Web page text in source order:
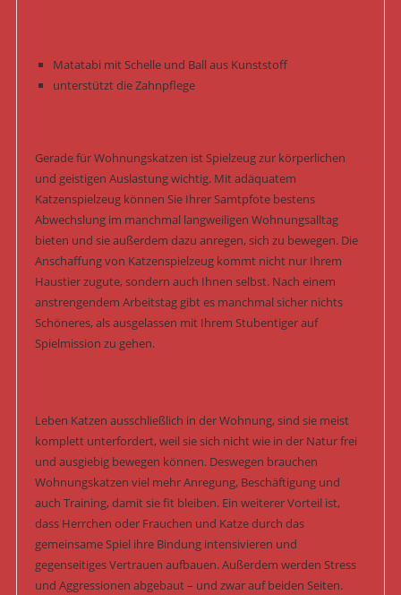
Matatabi mit Schelle und Ball aus Kunststoff
unterstützt die Zahnpflege
Gerade für Wohnungskatzen ist Spielzeug zur körperlichen
und geistigen Auslastung wichtig. Mit adäquatem
Katzenspielzeug können Sie Ihrer Samtpfote bestens
Abwechslung im manchmal langweiligen Wohnungsalltag
bieten und sie außerdem dazu anregen, sich zu bewegen. Die
Anschaffung von Katzenspielzeug kommt nicht nur Ihrem
Haustier zugute, sondern auch Ihnen selbst. Nach einem
anstrengendem Arbeitstag gibt es manchmal sicher nichts
Schöneres, als ausgelassen mit Ihrem Stubentiger auf
Spielmission zu gehen.
Leben Katzen ausschließlich in der Wohnung, sind sie meist
komplett unterfordert, weil sie sich nicht wie in der Natur frei
und ausgiebig bewegen können. Deswegen brauchen
Wohnungskatzen viel mehr Anregung, Beschäftigung und
auch Training, damit sie fit bleiben. Ein weiterer Vorteil ist,
dass Herrchen oder Frauchen und Katze durch das
gemeinsame Spiel ihre Bindung intensivieren und
gegenseitiges Vertrauen aufbauen. Außerdem werden Stress
und Aggressionen abgebaut – und zwar auf beiden Seiten.